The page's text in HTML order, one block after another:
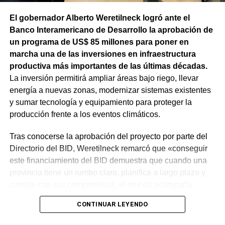
El gobernador Alberto Weretilneck logró ante el
Banco Interamericano de Desarrollo la aprobación de
un programa de US$ 85 millones para poner en
marcha una de las inversiones en infraestructura
productiva más importantes de las últimas décadas.
La inversión permitirá ampliar áreas bajo riego, llevar
energía a nuevas zonas, modernizar sistemas existentes
y sumar tecnología y equipamiento para proteger la
producción frente a los eventos climáticos.
Tras conocerse la aprobación del proyecto por parte del
Directorio del BID, Weretilneck remarcó que «conseguir
este financiamiento del BID demuestra que cuando una
provincia tiene un rumbo claro, planifica a largo plazo y
Estos fondos llegan porque Río Negro tiene un proyecto
de desarrollo serio, con obras concretas y una visión de
CONTINUAR LEYENDO